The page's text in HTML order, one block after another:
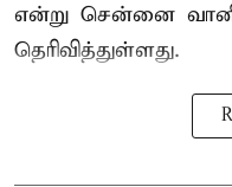
என்று சென்னை
தெரிவித்துள்ளது.